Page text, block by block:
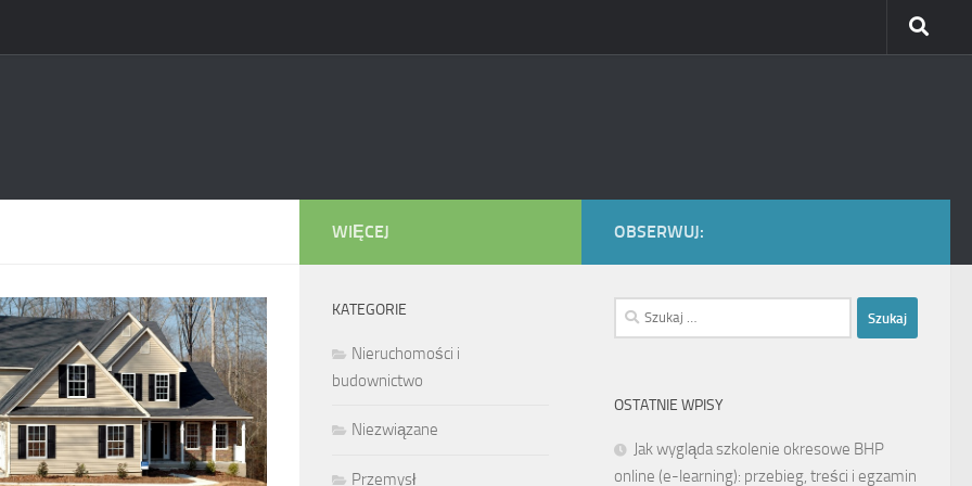
OBSERWUJ:
Szukaj:
OSTATNIE WPISY
Jak wygląda szkolenie okresowe BHP
online (e-learning): przebieg, treści i egzamin
WIĘCEJ
KATEGORIE
Nieruchomości i
budownictwo
Niezwiązane
Przemysł